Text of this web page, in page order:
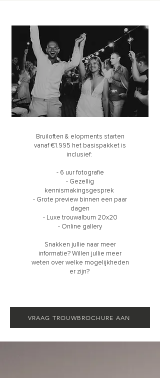
Bruiloften & elopments starten
vanaf €1.995 het basispakket is
inclusief:
- 6 uur fotografie
- Gezellig
kennismakingsgesprek
- Grote preview binnen een paar
dagen
- Luxe trouwalbum 20x20
- Online gallery
Snakken jullie naar meer
informatie? Willen jullie meer
weten over welke mogelijkheden
er zijn?
VRAAG TROUWBROCHURE AAN